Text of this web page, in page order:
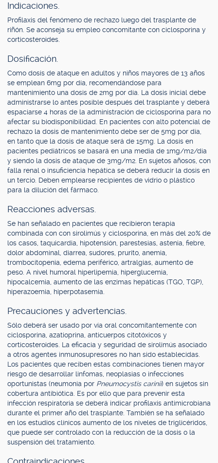
Indicaciones.
Profilaxis del fenómeno de rechazo luego del trasplante de
riñón. Se aconseja su empleo concomitante con ciclosporina y
corticosteroides.
Dosificación.
Como dosis de ataque en adultos y niños mayores de 13 años
se emplean 6mg por día, recomendándose para
mantenimiento una dosis de 2mg por día. La dosis inicial debe
administrarse lo antes posible después del trasplante y deberá
espaciarse 4 horas de la administración de ciclosporina para no
afectar su biodisponibilidad. En pacientes con alto potencial de
rechazo la dosis de mantenimiento debe ser de 5mg por día,
en tanto que la dosis de ataque será de 15mg. La dosis en
pacientes pediátricos se basará en una media de 1mg/m2/día
y siendo la dosis de ataque de 3mg/m2. En sujetos añosos, con
falla renal o insuficiencia hepática se deberá reducir la dosis en
un tercio. Deben emplearse recipientes de vidrio o plástico
para la dilución del fármaco.
Reacciones adversas.
Se han señalado en pacientes que recibieron terapia
combinada con con sirolimús y ciclosporina, en más del 20% de
los casos, taquicardia, hipotensión, parestesias, astenia, fiebre,
dolor abdominal, diarrea, sudores, prurito, anemia,
trombocitopenia, edema periférico, artralgias, aumento de
peso. A nivel humoral hiperlipemia, hiperglucemia,
hipocalcemia, aumento de las enzimas hepáticas (TGO, TGP),
hiperazoemia, hiperpotasemia.
Precauciones y advertencias.
Sólo deberá ser usado por vía oral concomitantemente con
ciclosporina, azatioprina, anticuerpos citotóxicos y
corticosteroides. La eficacia y seguridad de sirolimús asociado
a otros agentes inmunosupresores no han sido establecidas.
Los pacientes que reciben estas combinaciones tienen mayor
riesgo de desarrollar linfomas, neoplasias o infecciones
oportunistas (neumonía por Pneumocystis carinii) en sujetos sin
cobertura antibiótica. Es por ello que para prevenir esta
infección respiratoria se deberá indicar profilaxis antimicrobiana
durante el primer año del trasplante. También se ha señalado
en los estudios clínicos aumento de los niveles de triglicéridos,
que puede ser controlado con la reducción de la dosis o la
suspensión del tratamiento.